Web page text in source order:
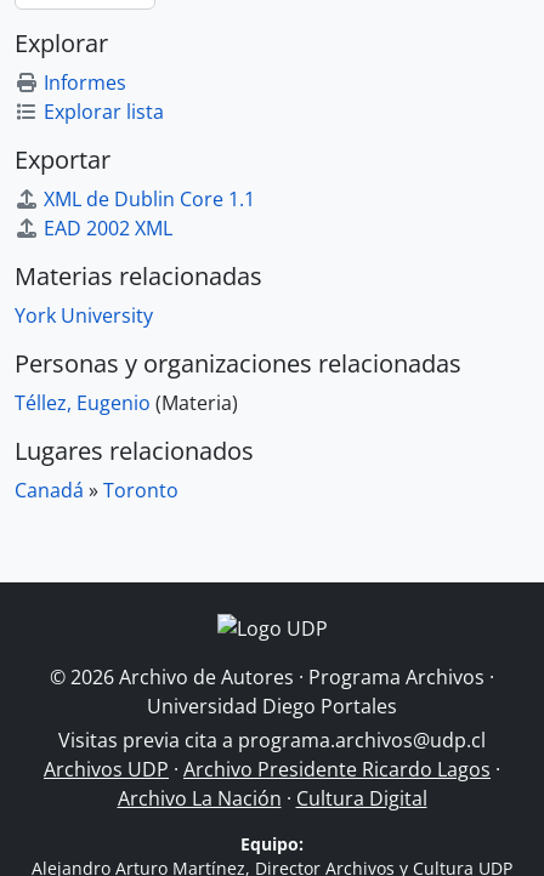
Explorar
Informes
Explorar lista
Exportar
XML de Dublin Core 1.1
EAD 2002 XML
Materias relacionadas
York University
Personas y organizaciones relacionadas
Téllez, Eugenio (Materia)
Lugares relacionados
Canadá »Toronto
© 2026 Archivo de Autores · Programa Archivos ·
Universidad Diego Portales
Visitas previa cita a programa.archivos@udp.cl
Archivos UDP · Archivo Presidente Ricardo Lagos ·
Archivo La Nación · Cultura Digital
Equipo:
Alejandro Arturo Martínez, Director Archivos y Cultura UDP